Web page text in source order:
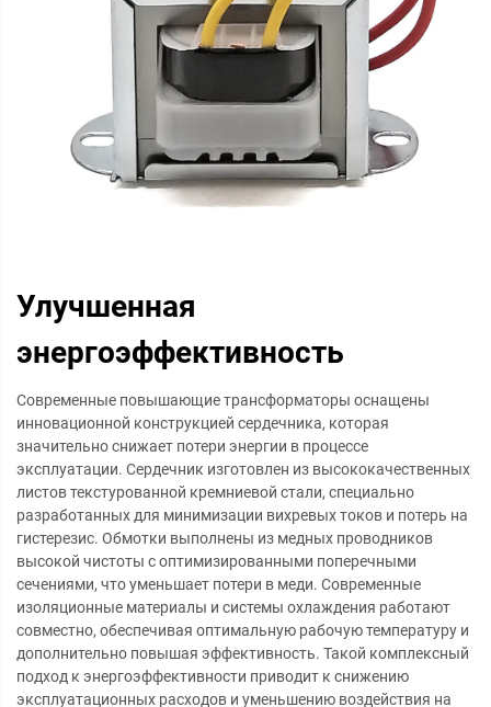
Улучшенная
энергоэффективность
Современные повышающие трансформаторы оснащены
инновационной конструкцией сердечника, которая
значительно снижает потери энергии в процессе
эксплуатации. Сердечник изготовлен из высококачественных
листов текстурованной кремниевой стали, специально
разработанных для минимизации вихревых токов и потерь на
гистерезис. Обмотки выполнены из медных проводников
высокой чистоты с оптимизированными поперечными
сечениями, что уменьшает потери в меди. Современные
изоляционные материалы и системы охлаждения работают
совместно, обеспечивая оптимальную рабочую температуру и
дополнительно повышая эффективность. Такой комплексный
подход к энергоэффективности приводит к снижению
эксплуатационных расходов и уменьшению воздействия на